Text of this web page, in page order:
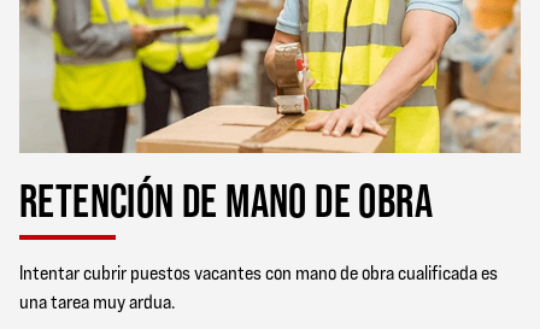
RETENCIÓN DE MANO DE OBRA
Intentar cubrir puestos vacantes con mano de obra cualificada es
una tarea muy ardua.